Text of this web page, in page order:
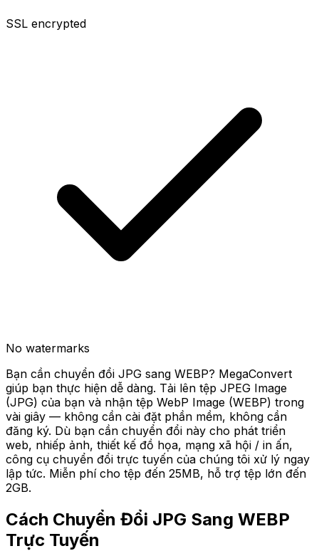
SSL encrypted
No watermarks
Bạn cần chuyển đổi JPG sang WEBP? MegaConvert
giúp bạn thực hiện dễ dàng. Tải lên tệp JPEG Image
(JPG) của bạn và nhận tệp WebP Image (WEBP) trong
vài giây — không cần cài đặt phần mềm, không cần
đăng ký. Dù bạn cần chuyển đổi này cho phát triển
web, nhiếp ảnh, thiết kế đồ họa, mạng xã hội / in ấn,
công cụ chuyển đổi trực tuyến của chúng tôi xử lý ngay
lập tức. Miễn phí cho tệp đến 25MB, hỗ trợ tệp lớn đến
2GB.
Cách Chuyển Đổi JPG Sang WEBP
Trực Tuyến